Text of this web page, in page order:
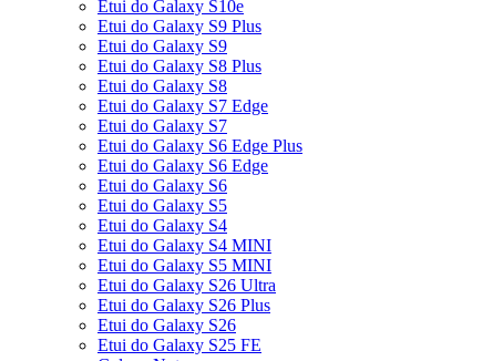
Etui do Galaxy S10e
Etui do Galaxy S9 Plus
Etui do Galaxy S9
Etui do Galaxy S8 Plus
Etui do Galaxy S8
Etui do Galaxy S7 Edge
Etui do Galaxy S7
Etui do Galaxy S6 Edge Plus
Etui do Galaxy S6 Edge
Etui do Galaxy S6
Etui do Galaxy S5
Etui do Galaxy S4
Etui do Galaxy S4 MINI
Etui do Galaxy S5 MINI
Etui do Galaxy S26 Ultra
Etui do Galaxy S26 Plus
Etui do Galaxy S26
Etui do Galaxy S25 FE